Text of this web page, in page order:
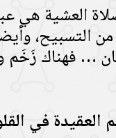
العشية هي
التسبيح،
… فهناك
العقيدة في